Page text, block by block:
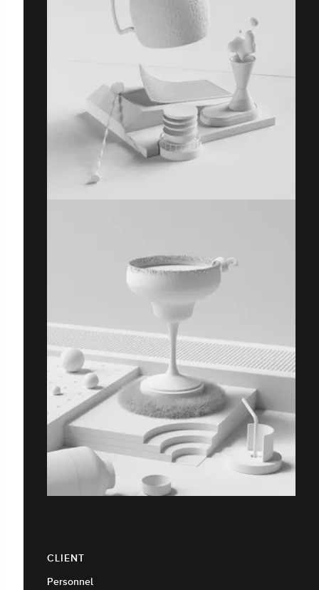
CLIENT
Personnel